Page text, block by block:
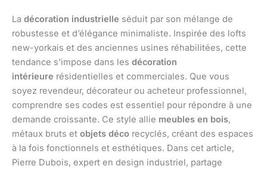
La décoration industrielle séduit par son mélange de
robustesse et d’élégance minimaliste. Inspirée des lofts
new-yorkais et des anciennes usines réhabilitées, cette
tendance s’impose dans les décoration
intérieure résidentielles et commerciales. Que vous
soyez revendeur, décorateur ou acheteur professionnel,
comprendre ses codes est essentiel pour répondre à une
demande croissante. Ce style allie meubles en bois,
métaux bruts et objets déco recyclés, créant des espaces
à la fois fonctionnels et esthétiques. Dans cet article,
Pierre Dubois, expert en design industriel, partage